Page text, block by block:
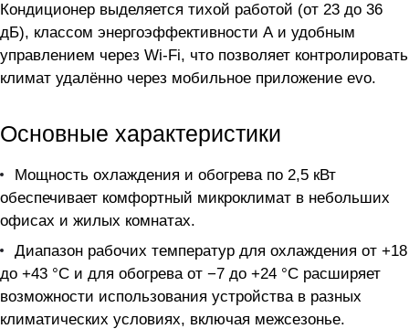
Кондиционер выделяется тихой работой (от 23 до 36
дБ), классом энергоэффективности А и удобным
управлением через Wi-Fi, что позволяет контролировать
климат удалённо через мобильное приложение evo.
Основные характеристики
Мощность охлаждения и обогрева по 2,5 кВт
обеспечивает комфортный микроклимат в небольших
офисах и жилых комнатах.
Диапазон рабочих температур для охлаждения от +18
до +43 °C и для обогрева от −7 до +24 °C расширяет
возможности использования устройства в разных
климатических условиях, включая межсезонье.